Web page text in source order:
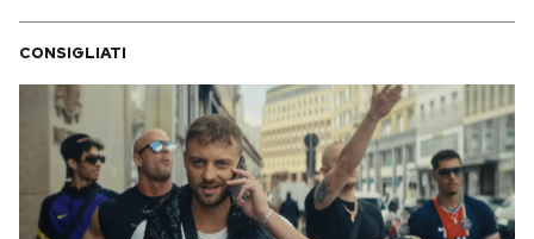
I MIEI PREFERITI
SHOP
CALENDARIO
CONSIGLIATI